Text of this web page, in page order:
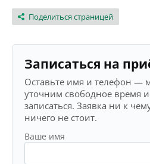
Поделиться страницей
Записаться на
Оставьте имя и телефон —
уточним свободное время
записаться. Заявка ни к
ничего не стоит.
Ваше имя